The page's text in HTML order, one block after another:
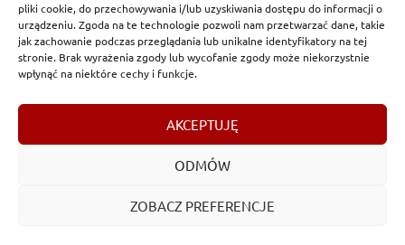
pliki cookie, do przechowywania i/lub uzyskiwania dostępu do informacji o
urządzeniu. Zgoda na te technologie pozwoli nam przetwarzać dane, takie
jak zachowanie podczas przeglądania lub unikalne identyfikatory na tej
stronie. Brak wyrażenia zgody lub wycofanie zgody może niekorzystnie
wpłynąć na niektóre cechy i funkcje.
AKCEPTUJĘ
ODMÓW
ZOBACZ PREFERENCJE
2017-2026 © Urząd Marszałkowski Województwa
Lubelskiego w Lublinie